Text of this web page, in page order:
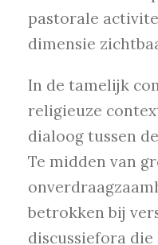
pastorale
dimensie
In de tamelijk
religieuze
dialoog tussen
Te midden van
betrokken bij
discussiefora